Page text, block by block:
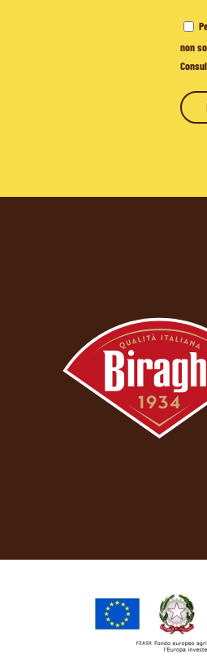
non